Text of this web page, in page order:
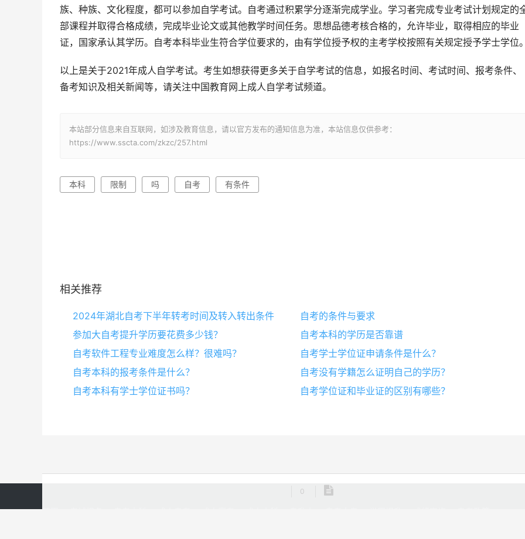
族、种族、文化程度，都可以参加自学考试。自考通过积累学分逐渐完成学业。学习者完成专业考试计划规定的
部课程并取得合格成绩，完成毕业论文或其他教学时间任务。思想品德考核合格的，允许毕业，取得相应的毕业
证，国家承认其学历。自考本科毕业生符合学位要求的，由有学位授予权的主考学校按照有关规定授予学士学位
以上是关于2021年成人自学考试。考生如想获得更多关于自学考试的信息，如报名时间、考试时间、报考条件、
备考知识及相关新闻等，请关注中国教育网上成人自学考试频道。
本站部分信息来自互联网，如涉及教育信息，请以官方发布的通知信息为准，本站信息仅供参考：
https://www.sscta.com/zkzc/257.html
本科 限制 吗 自考 有条件
0
相关推荐
2024年湖北自考下半年转考时间及转入转出条件
自考的条件与要求
参加大自考提升学历要花费多少钱？
自考本科的学历是否靠谱
自考软件工程专业难度怎么样？很难吗？
自考学士学位证申请条件是什么？
自考本科的报考条件是什么？
自考没有学籍怎么证明自己的学历？
自考本科有学士学位证书吗？
自考学位证和毕业证的区别有哪些？